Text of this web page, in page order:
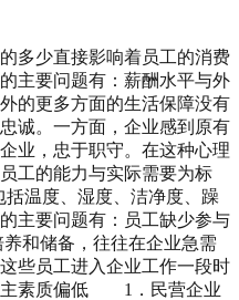
多少直接影响着员工的消费
主要问题有：薪酬水平与外
的更多方面的生活保障没有
诚。一方面，企业感到原有
业，忠于职守。在这种心理
工的能力与实际需要为标
温度、湿度、洁净度、躁
主要问题有：员工缺少参与
和储备，往往在企业急需
些员工进入企业工作一段时
主素质偏低 1．民营企业